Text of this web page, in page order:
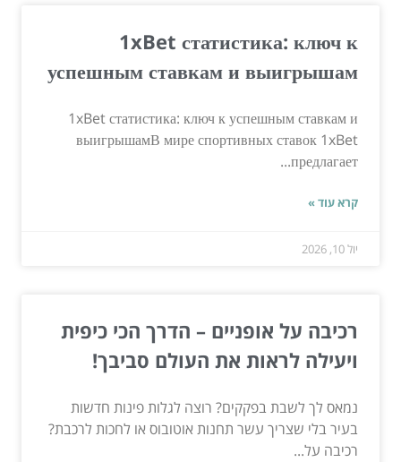
1xBet статистика: ключ к
успешным ставкам и выигрышам
1xBet статистика: ключ к успешным ставкам и
выигрышамВ мире спортивных ставок 1xBet
предлагает...
קרא עוד »
יול 10, 2026
רכיבה על אופניים – הדרך הכי כיפית
ויעילה לראות את העולם סביבך!
נמאס לך לשבת בפקקים? רוצה לגלות פינות חדשות
בעיר בלי שצריך עשר תחנות אוטובוס או לחכות לרכבת?
רכיבה על...